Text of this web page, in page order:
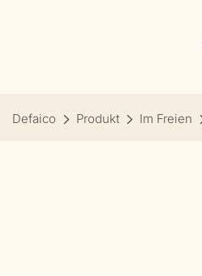
Defaico Produkt Im Freien